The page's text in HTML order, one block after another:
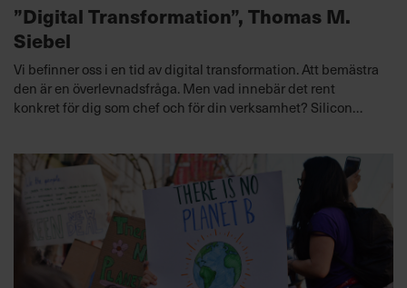
”Digital Transformation”, Thomas M.
Siebel
Vi befinner oss i en tid av digital transformation. Att bemästra
den är en överlevnadsfråga. Men vad innebär det rent
konkret för dig som chef och för din verksamhet? Silicon
big data, AI och andra delar i denna revolution.
Lyssna nu